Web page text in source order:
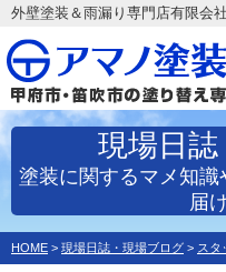
外壁塗装＆雨漏り専門店有限会
現場日
塗装に関するマメ知
届
HOME > 現場日誌・現場ブログ > スタ